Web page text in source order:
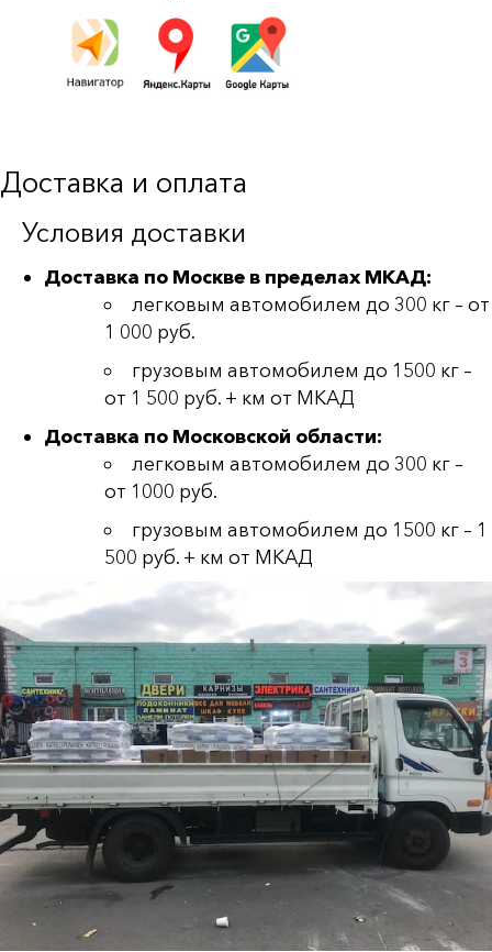
Доставка и оплата
Условия доставки
Доставка по Москве в пределах МКАД:
легковым автомобилем до 300 кг – от
1 000 руб.
грузовым автомобилем до 1500 кг –
от 1 500 руб. + км от МКАД
Доставка по Московской области:
легковым автомобилем до 300 кг –
от 1000 руб.
грузовым автомобилем до 1500 кг – 1
500 руб. + км от МКАД